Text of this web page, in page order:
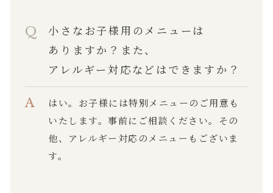
小さなお子様用のメニューは
ありますか？また、
アレルギー対応などはできますか？
はい。お子様には特別メニューのご用意も
いたします。事前にご相談ください。その
他、アレルギー対応のメニューもございま
す。